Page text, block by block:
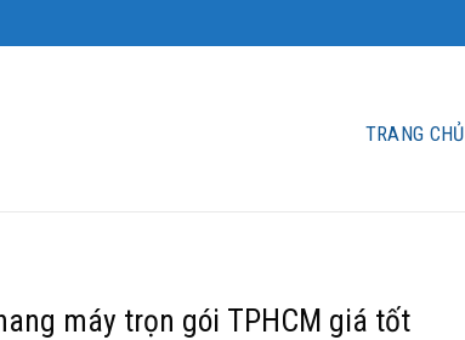
TRANG CHỦ
máy trọn gói TPHCM giá tốt